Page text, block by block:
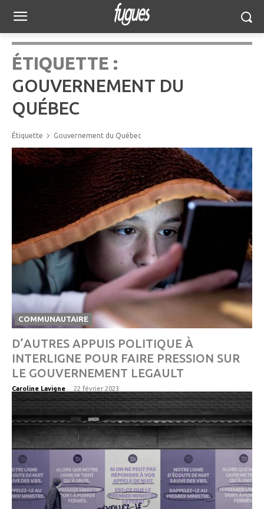
ÉTIQUETTE :
GOUVERNEMENT DU
QUÉBEC
Étiquette Gouvernement du Québec
COMMUNAUTAIRE
D’AUTRES APPUIS POLITIQUE À
INTERLIGNE POUR FAIRE PRESSION SUR
LE GOUVERNEMENT LEGAULT
Caroline Lavigne - 22 février 2023